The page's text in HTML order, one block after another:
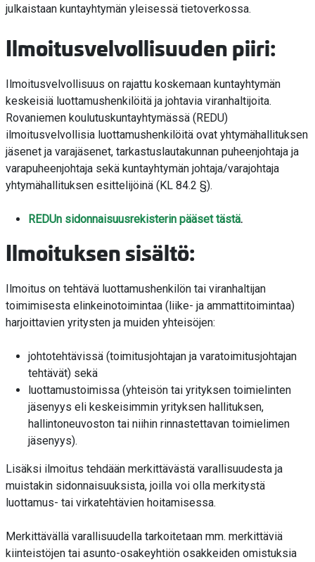
julkaistaan kuntayhtymän yleisessä tietoverkossa.
Ilmoitusvelvollisuuden piiri:
Ilmoitusvelvollisuus on rajattu koskemaan kuntayhtymän
keskeisiä luottamushenkilöitä ja johtavia viranhaltijoita.
Rovaniemen koulutuskuntayhtymässä (REDU)
ilmoitusvelvollisia luottamushenkilöitä ovat yhtymähallituksen
jäsenet ja varajäsenet, tarkastuslautakunnan puheenjohtaja ja
varapuheenjohtaja sekä kuntayhtymän johtaja/varajohtaja
yhtymähallituksen esittelijöinä (KL 84.2 §).
REDUn sidonnaisuusrekisterin pääset tästä.
Ilmoituksen sisältö:
Ilmoitus on tehtävä luottamushenkilön tai viranhaltijan
toimimisesta elinkeinotoimintaa (liike- ja ammattitoimintaa)
harjoittavien yritysten ja muiden yhteisöjen:
johtotehtävissä (toimitusjohtajan ja varatoimitusjohtajan
tehtävät) sekä
luottamustoimissa (yhteisön tai yrityksen toimielinten
jäsenyys eli keskeisimmin yrityksen hallituksen,
hallintoneuvoston tai niihin rinnastettavan toimielimen
jäsenyys).
Lisäksi ilmoitus tehdään merkittävästä varallisuudesta ja
muistakin sidonnaisuuksista, joilla voi olla merkitystä
luottamus- tai virkatehtävien hoitamisessa.
Merkittävällä varallisuudella tarkoitetaan mm. merkittäviä
kiinteistöjen tai asunto-osakeyhtiön osakkeiden omistuksia